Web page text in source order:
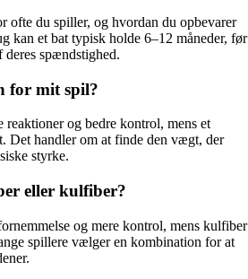
ofte du spiller, og hvordan du opbevarer
kan et bat typisk holde 6–12 måneder, før
deres spændstighed.
for mit spil?
reaktioner og bedre kontrol, mens et
Det handler om at finde den vægt, der
styrke.
eller kulfiber?
og mere kontrol, mens kulfiber
spillere vælger en kombination for at